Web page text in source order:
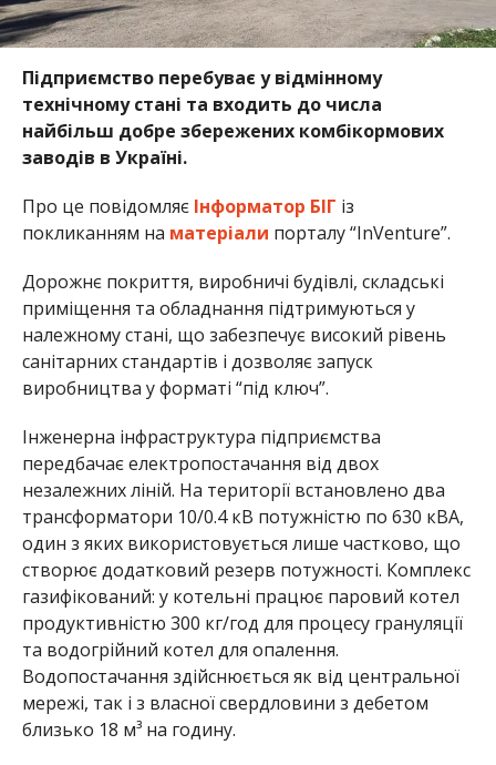
Підприємство перебуває у відмінному
технічному стані та входить до числа
найбільш добре збережених комбікормових
заводів в Україні.
Про це повідомляє Інформатор БІГ із
покликанням на матеріали порталу “InVenture”.
Дорожнє покриття, виробничі будівлі, складські
приміщення та обладнання підтримуються у
належному стані, що забезпечує високий рівень
санітарних стандартів і дозволяє запуск
виробництва у форматі “під ключ”.
Інженерна інфраструктура підприємства
передбачає електропостачання від двох
незалежних ліній. На території встановлено два
трансформатори 10/0.4 кВ потужністю по 630 кВА,
один з яких використовується лише частково, що
створює додатковий резерв потужності. Комплекс
газифікований: у котельні працює паровий котел
продуктивністю 300 кг/год для процесу грануляції
та водогрійний котел для опалення.
Водопостачання здійснюється як від центральної
мережі, так і з власної свердловини з дебетом
близько 18 м³ на годину.